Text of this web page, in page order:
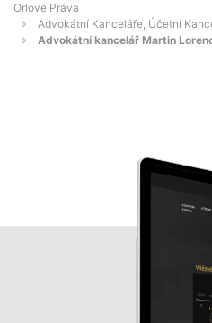
Orlové Práva
Advokátní Kanceláře, Účetní
Advokátní kancelář Martin